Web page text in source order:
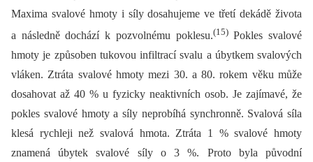
Maxima svalové hmoty i síly dosahujeme ve třetí dekádě života
a následně dochází k pozvolnému poklesu.(15)Pokles svalové
hmoty je způsoben tukovou infiltrací svalu a úbytkem svalových
vláken. Ztráta svalové hmoty mezi 30. a 80. rokem věku může
dosahovat až 40 % u fyzicky neaktivních osob. Je zajímavé, že
pokles svalové hmoty a síly neprobíhá synchronně. Svalová síla
klesá rychleji než svalová hmota. Ztráta 1 % svalové hmoty
znamená úbytek svalové síly o 3 %. Proto byla původní